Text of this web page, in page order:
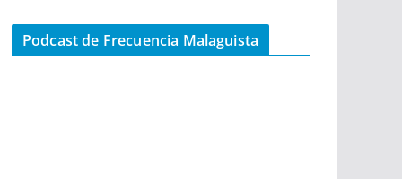
Podcast de Frecuencia Malaguista